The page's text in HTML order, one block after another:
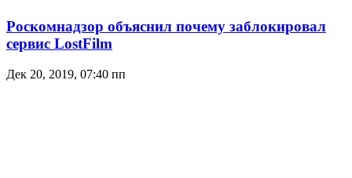
Роскомнадзор объяснил почему заблокировал
сервис LostFilm
Дек 20, 2019, 07:40 пп